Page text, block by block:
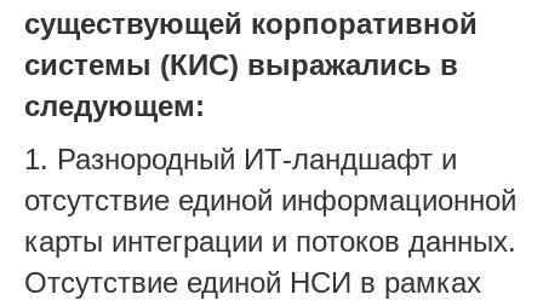
существующей корпоративной
системы (КИС) выражались в
следующем:
1. Разнородный ИТ-ландшафт и
отсутствие единой информационной
карты интеграции и потоков данных.
Отсутствие единой НСИ в рамках